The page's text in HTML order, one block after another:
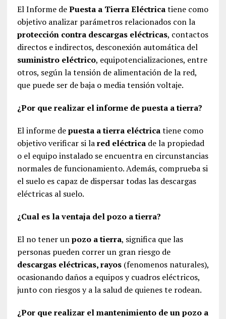
El Informe dePuesta a Tierra Eléctricatiene como
objetivo analizar parámetros relacionados con la
protección contra descargas eléctricas, contactos
directos e indirectos, desconexión automática del
suministro eléctrico, equipotencializaciones, entre
otros, según la tensión de alimentación de la red,
que puede ser de baja o media tensión voltaje.
¿Por que realizar el informe de puesta a tierra?
El informe depuesta a tierra eléctricatiene como
objetivo verificar si lared eléctricade la propiedad
o el equipo instalado se encuentra en circunstancias
normales de funcionamiento. Además, comprueba si
el suelo es capaz de dispersar todas las descargas
eléctricas al suelo.
¿Cual es la ventaja del pozo a tierra?
El no tener unpozo a tierra, significa que las
personas pueden correr un gran riesgo de
descargas eléctricas, rayos(fenomenos naturales),
ocasionando daños a equipos y cuadros eléctricos,
junto con riesgos y a la salud de quienes te rodean.
¿Por que realizar el mantenimiento de un pozo a